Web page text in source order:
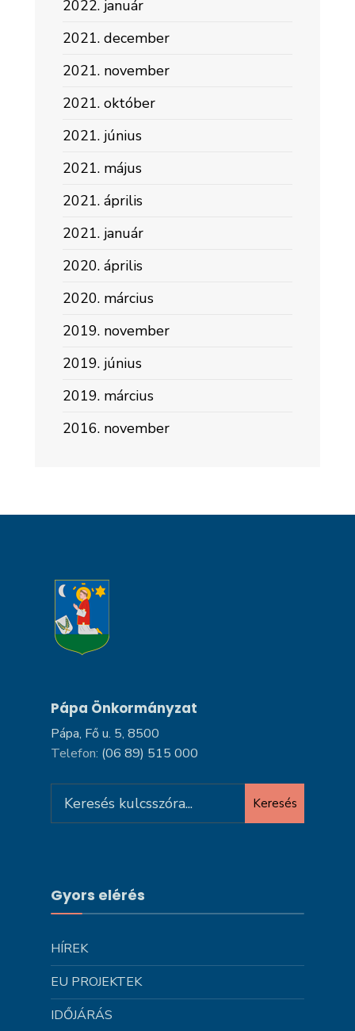
2022. január
2021. december
2021. november
2021. október
2021. június
2021. május
2021. április
2021. január
2020. április
2020. március
2019. november
2019. június
2019. március
2016. november
Pápa Önkormányzat
Pápa, Fő u. 5, 8500
Telefon: (06 89) 515 000
for:
Keresés
Gyors elérés
HÍREK
EU PROJEKTEK
IDŐJÁRÁS